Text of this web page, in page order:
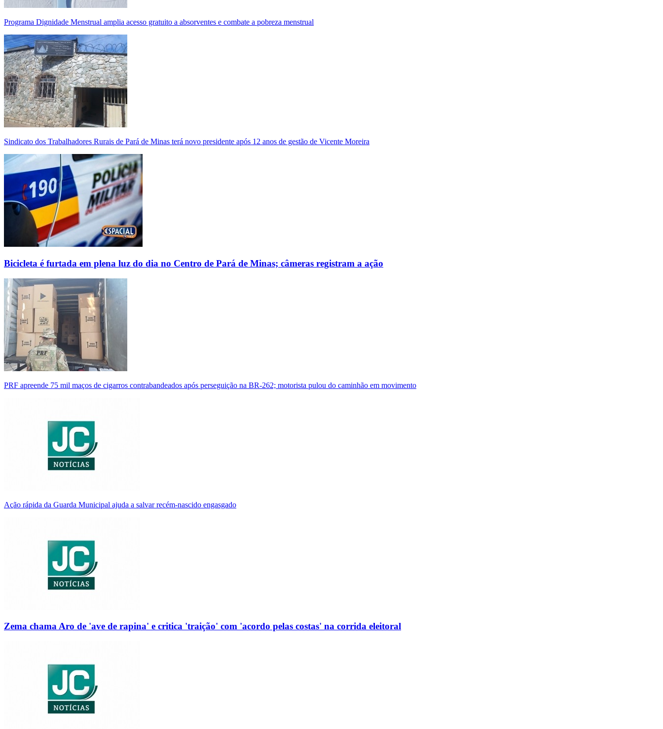
Programa Dignidade Menstrual amplia acesso gratuito a absorventes e combate a pobreza menstrual
Sindicato dos Trabalhadores Rurais de Pará de Minas terá novo presidente após 12 anos de gestão de Vicente Moreira
Bicicleta é furtada em plena luz do dia no Centro de Pará de Minas; câmeras registram a ação
PRF apreende 75 mil maços de cigarros contrabandeados após perseguição na BR-262; motorista pulou do caminhão em movimento
Ação rápida da Guarda Municipal ajuda a salvar recém-nascido engasgado
Zema chama Aro de 'ave de rapina' e critica 'traição' com 'acordo pelas costas' na corrida eleitoral